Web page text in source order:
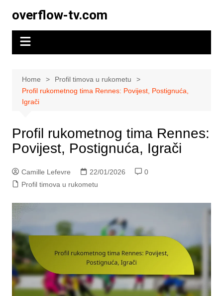
content
overflow-tv.com
Home
Profil timova u rukometu
Profil rukometnog tima Rennes: Povijest, Postignuća,
Igrači
Profil rukometnog tima Rennes:
Povijest, Postignuća, Igrači
Camille Lefevre 22/01/2026
0
Profil timova u rukometu